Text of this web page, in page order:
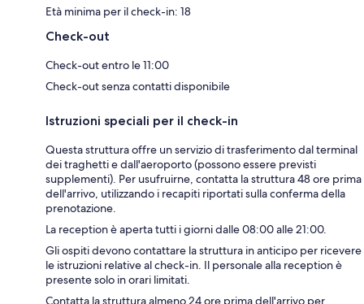
Età minima per il check-in: 18
Check-out
Check-out entro le 11:00
Check-out senza contatti disponibile
Istruzioni speciali per il check-in
Questa struttura offre un servizio di trasferimento dal terminal
dei traghetti e dall'aeroporto (possono essere previsti
supplementi). Per usufruirne, contatta la struttura 48 ore prima
dell'arrivo, utilizzando i recapiti riportati sulla conferma della
prenotazione.
La reception è aperta tutti i giorni dalle 08:00 alle 21:00.
Gli ospiti devono contattare la struttura in anticipo per ricevere
le istruzioni relative al check-in. Il personale alla reception è
presente solo in orari limitati.
Contatta la struttura almeno 24 ore prima dell'arrivo per